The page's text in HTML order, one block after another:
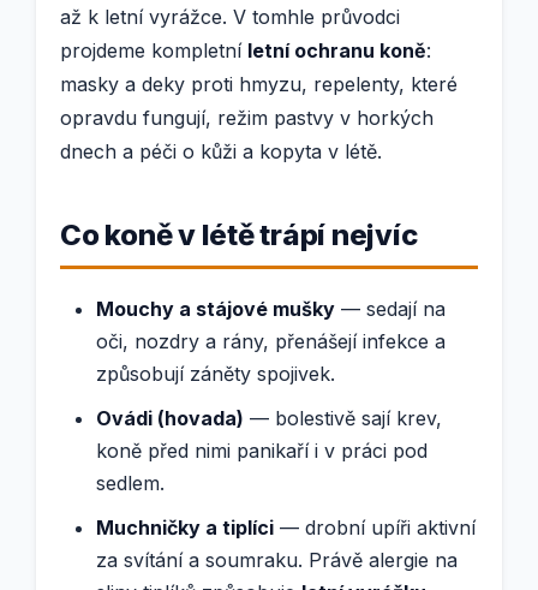
až k letní vyrážce. V tomhle průvodci
projdeme kompletní letní ochranu koně:
masky a deky proti hmyzu, repelenty, které
opravdu fungují, režim pastvy v horkých
dnech a péči o kůži a kopyta v létě.
Co koně v létě trápí nejvíc
Mouchy a stájové mušky — sedají na
oči, nozdry a rány, přenášejí infekce a
způsobují záněty spojivek.
Ovádi (hovada) — bolestivě sají krev,
koně před nimi panikaří i v práci pod
sedlem.
Muchničky a tiplíci — drobní upíři aktivní
za svítání a soumraku. Právě alergie na